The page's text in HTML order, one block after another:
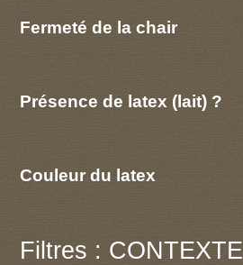
Fermeté de la chair
Présence de latex (lait) ?
Couleur du latex
Filtres : CONTEXTE